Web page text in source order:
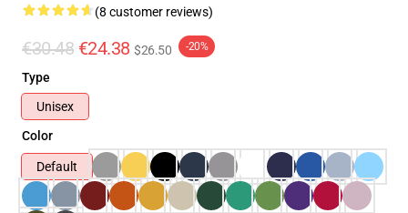
(8 customer reviews)
€30.48 €24.38 $26.50 -20%
Type
Unisex
Color
Default